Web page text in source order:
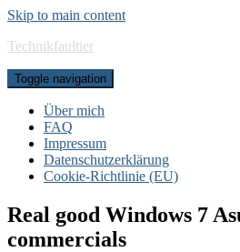
Skip to main content
Technikfaultier
Toggle navigation
Über mich
FAQ
Impressum
Datenschutzerklärung
Cookie-Richtlinie (EU)
Real good Windows 7
commercials